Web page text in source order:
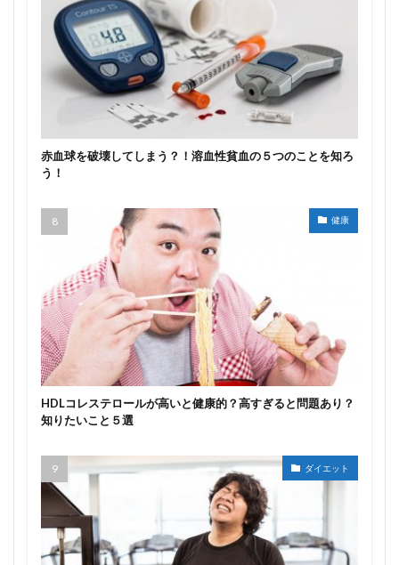
赤血球を破壊してしまう？！溶血性貧血の５つのことを知ろ
う！
健康
HDLコレステロールが高いと健康的？高すぎると問題あり？
知りたいこと５選
ダイエット